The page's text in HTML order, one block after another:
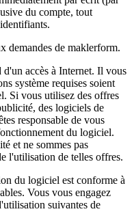
du compte, tout
demandes de maklerform.
accès à Internet. Il vous
système requises soient
Si vous utilisez des offres
des logiciels de
responsable de vous
du logiciel.
et ne sommes pas
l'utilisation de telles offres.
du logiciel est conforme à
Vous vous engagez
suivantes de